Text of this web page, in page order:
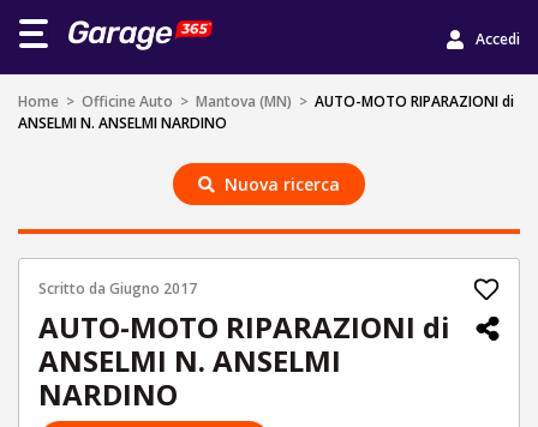
Accedi
Home > Officine Auto > Mantova (MN) > AUTO-MOTO RIPARAZIONI di
ANSELMI N. ANSELMI NARDINO
Nuova ricerca
Scritto da Giugno 2017
AUTO-MOTO RIPARAZIONI di
ANSELMI N. ANSELMI
NARDINO